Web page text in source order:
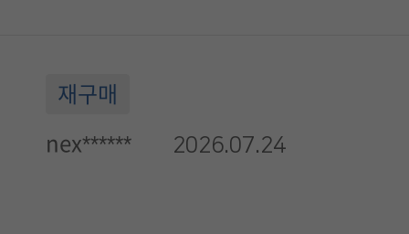
재구매
nex****** 2026.07.24